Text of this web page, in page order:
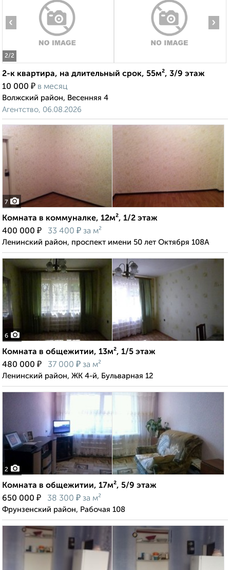
2/2
‹ ›
2-к квартира, на длительный срок, 55м², 3/9 этаж
10 000 ₽ в месяц
Волжский район, Весенняя 4
Агентство, 06.08.2026
7
Комната в коммуналке, 12м², 1/2 этаж
400 000 ₽ 33 400 ₽ за м²
Ленинский район, проспект имени 50 лет Октября 108А
6
Комната в общежитии, 13м², 1/5 этаж
480 000 ₽ 37 000 ₽ за м²
Ленинский район, ЖК 4-й, Бульварная 12
2
Комната в общежитии, 17м², 5/9 этаж
650 000 ₽ 38 300 ₽ за м²
Фрунзенский район, Рабочая 108